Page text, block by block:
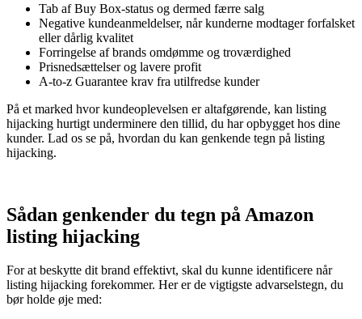
Tab af Buy Box-status og dermed færre salg
Negative kundeanmeldelser, når kunderne modtager forfalsket
eller dårlig kvalitet
Forringelse af brands omdømme og troværdighed
Prisnedsættelser og lavere profit
A-to-z Guarantee krav fra utilfredse kunder
På et marked hvor kundeoplevelsen er altafgørende, kan listing
hijacking hurtigt underminere den tillid, du har opbygget hos dine
kunder. Lad os se på, hvordan du kan genkende tegn på listing
hijacking.
Sådan genkender du tegn på Amazon
listing hijacking
For at beskytte dit brand effektivt, skal du kunne identificere når
listing hijacking forekommer. Her er de vigtigste advarselstegn, du
bør holde øje med: